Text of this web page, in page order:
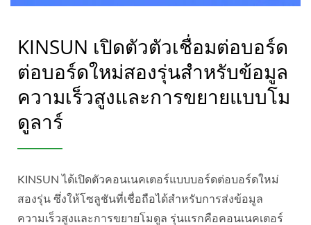
KINSUN เปิดตัวตัวเชื่อมต่อบอร์ด
ต่อบอร์ดใหม่สองรุ่นสำหรับข้อมูล
ความเร็วสูงและการขยายแบบโม
ดูลาร์
KINSUN ได้เปิดตัวคอนเนคเตอร์แบบบอร์ดต่อบอร์ดใหม่
สองรุ่น ซึ่งให้โซลูชันที่เชื่อถือได้สำหรับการส่งข้อมูล
ความเร็วสูงและการขยายโมดูล รุ่นแรกคือคอนเนคเตอร์